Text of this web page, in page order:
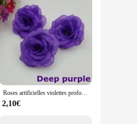
metal that ensures
to elevate your
to more formal
Whether you're
offer them at competitive
Roses artificielles violettes profondes, 8cm, 10 pièces/lot, fausses fleurs, pour décoration de mariage, de maison, fournitures de fête, mélange de documents
2,10€